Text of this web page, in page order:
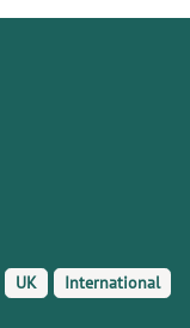
UK International